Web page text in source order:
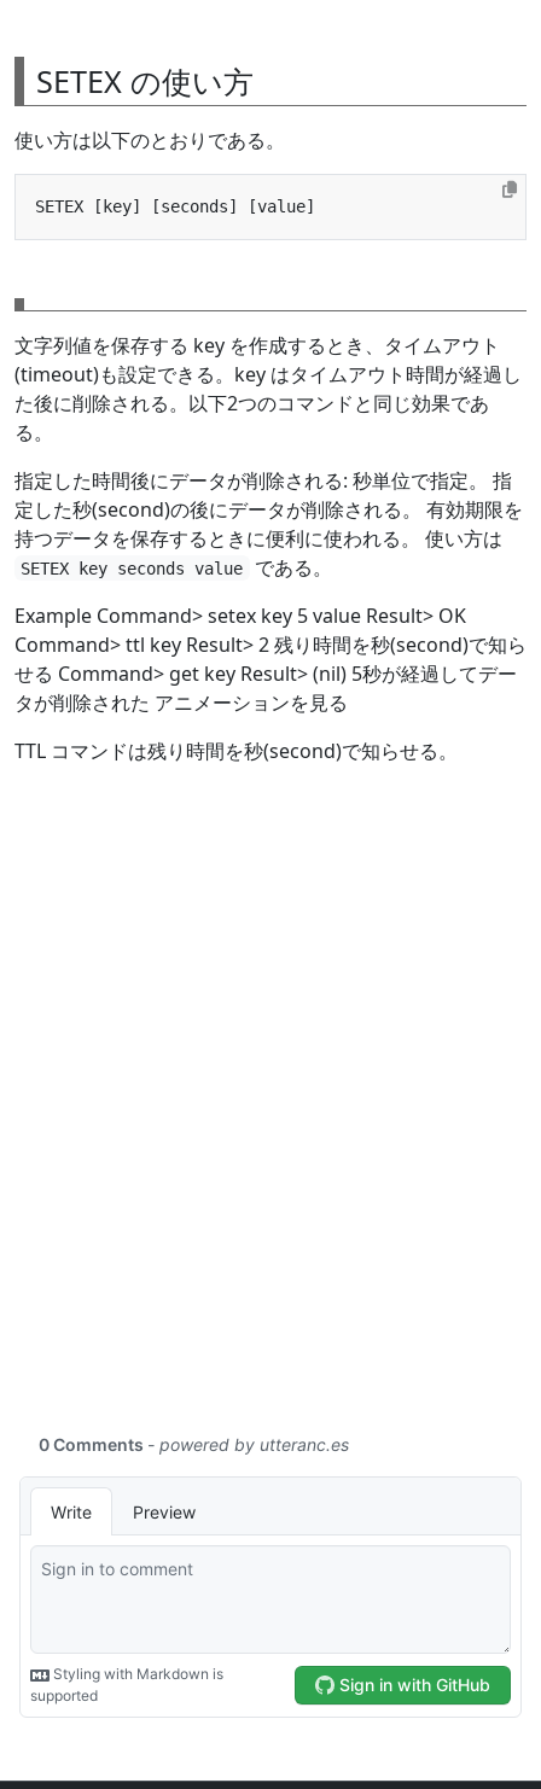
SETEX の使い方
使い方は以下のとおりである。
文字列値を保存する key を作成するとき、タイムアウト
(timeout)も設定できる。key はタイムアウト時間が経過し
た後に削除される。以下2つのコマンドと同じ効果であ
る。
指定した時間後にデータが削除される: 秒単位で指定。 指
定した秒(second)の後にデータが削除される。 有効期限を
持つデータを保存するときに便利に使われる。 使い方は
SETEX key seconds value
である。
Example Command> setex key 5 value Result> OK
Command> ttl key Result> 2 残り時間を秒(second)で知ら
せる Command> get key Result> (nil) 5秒が経過してデー
タが削除された アニメーションを見る
TTL コマンドは残り時間を秒(second)で知らせる。